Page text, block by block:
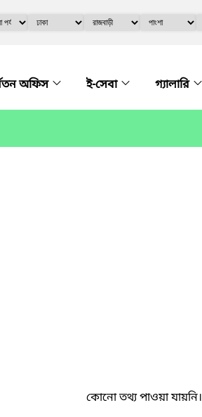
অফিস ই-সেবা গ্যালারি
কোনো তথ্য পাওয়া যায়নি।